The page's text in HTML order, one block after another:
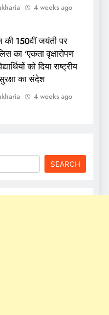
4 weeks ago
की 150वीं जयंती पर
का ‘एकता वृक्षारोपण
को दिया राष्ट्रीय
का संदेश
4 weeks ago
SEARCH